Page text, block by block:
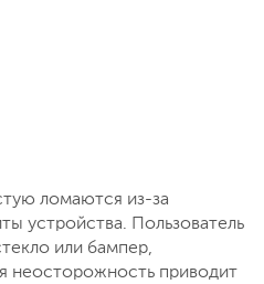
ломаются из-за
устройства. Пользователь
или бампер,
неосторожность приводит